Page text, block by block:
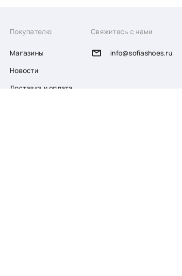
Покупателю
Магазины
Новости
Доставка и оплата
Свяжитесь с нами
info@sofiashoes.ru